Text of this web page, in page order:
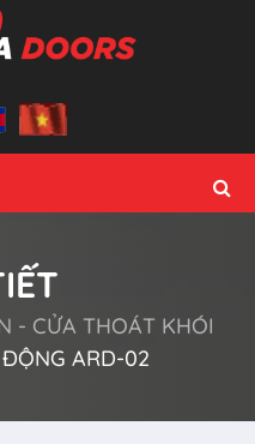
- CỬA THOÁT KHÓI
ARD-02